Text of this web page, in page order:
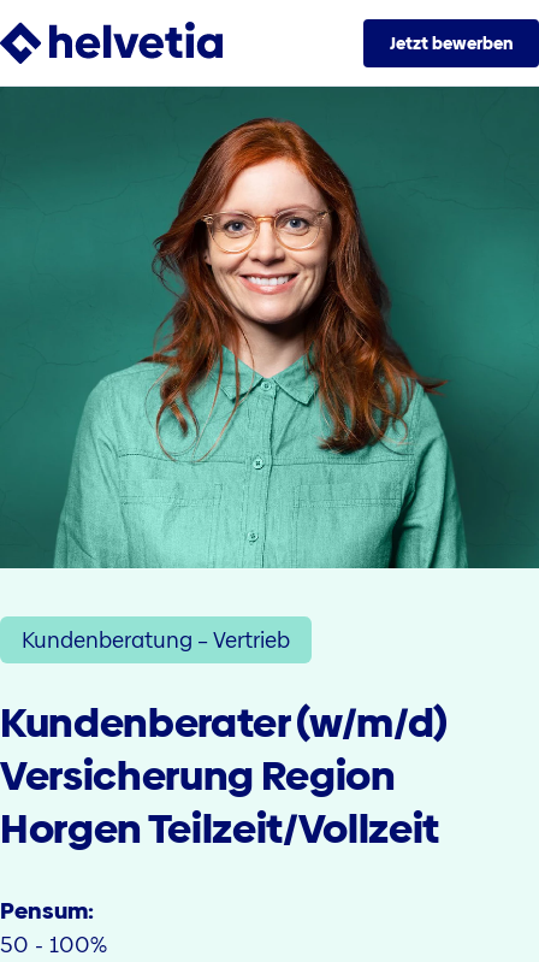
Jetzt bewerben
Kundenberatung – Vertrieb
Kundenberater (w/m/d)
Versicherung Region
Horgen Teilzeit/Vollzeit
Pensum:
50 - 100%